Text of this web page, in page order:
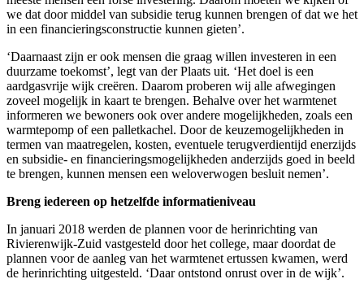
we dat door middel van subsidie terug kunnen brengen of dat we het
in een financieringsconstructie kunnen gieten’.
‘Daarnaast zijn er ook mensen die graag willen investeren in een
duurzame toekomst’, legt van der Plaats uit. ‘Het doel is een
aardgasvrije wijk creëren. Daarom proberen wij alle afwegingen
zoveel mogelijk in kaart te brengen. Behalve over het warmtenet
informeren we bewoners ook over andere mogelijkheden, zoals een
warmtepomp of een palletkachel. Door de keuzemogelijkheden in
termen van maatregelen, kosten, eventuele terugverdientijd enerzijds
en subsidie- en financieringsmogelijkheden anderzijds goed in beeld
te brengen, kunnen mensen een weloverwogen besluit nemen’.
Breng iedereen op hetzelfde informatieniveau
In januari 2018 werden de plannen voor de herinrichting van
Rivierenwijk-Zuid vastgesteld door het college, maar doordat de
plannen voor de aanleg van het warmtenet ertussen kwamen, werd
de herinrichting uitgesteld. ‘Daar ontstond onrust over in de wijk’.